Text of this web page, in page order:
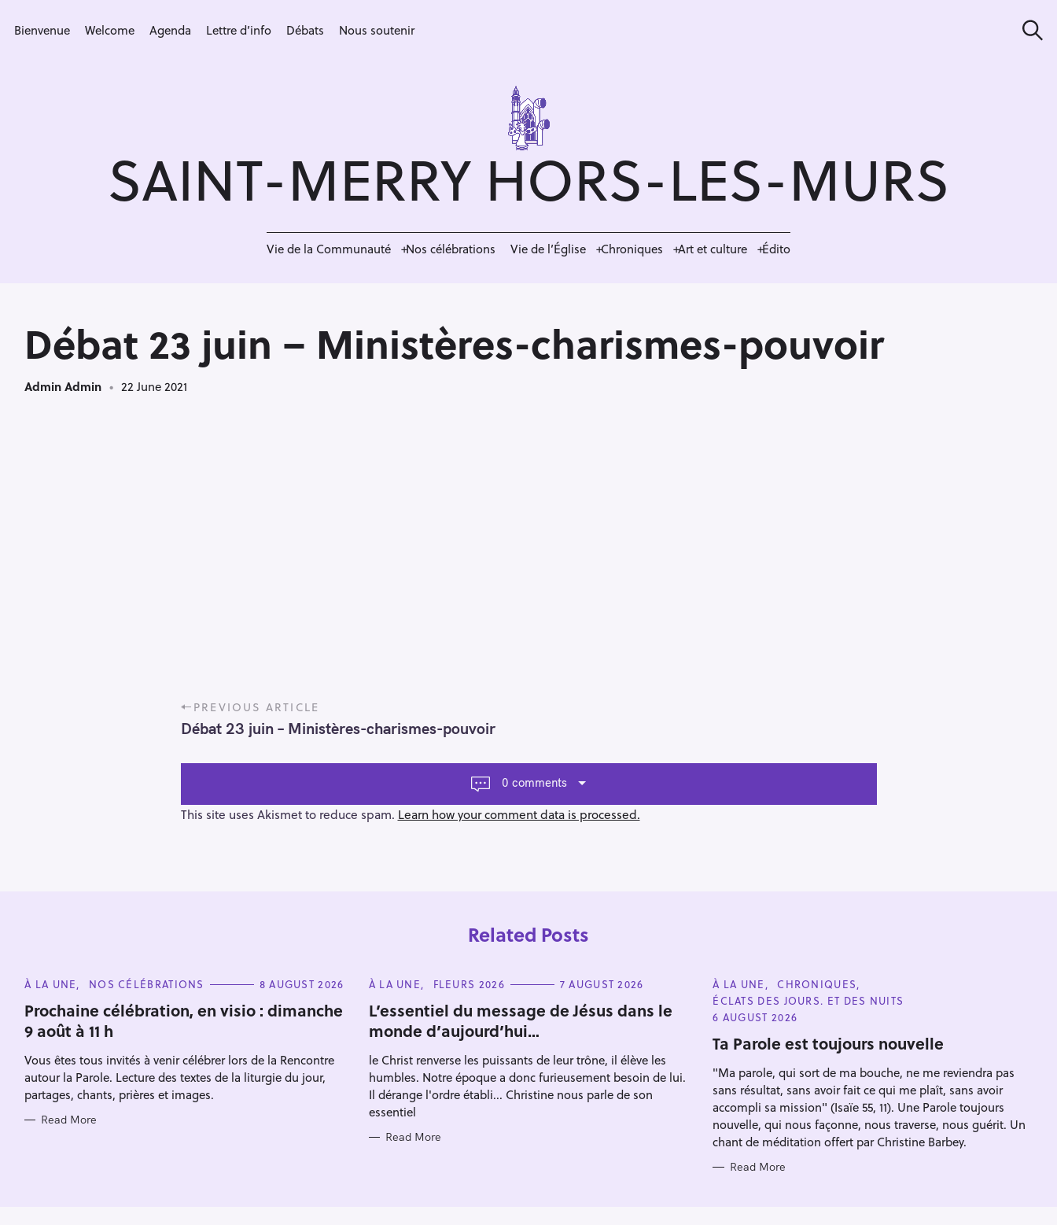
Bienvenue Welcome Agenda Lettre d’info Débats Nous soutenir e
SAINT-MERRY HORS-LES-MURS
Vie de la Communauté Nos célébrations Vie de l’Église Chroniques Art et culture Édito
<
Débat 23 juin – Ministères-charismes-pouvoir
Admin Admin 22 June 2021
P
o
s
t
v
PREVIOUS ARTICLE
Débat 23 juin – Ministères-charismes-pouvoir
0 comments
This site uses Akismet to reduce spam. Learn how your comment data is processed.
Related Posts
C
T
E
G
O
I
S
À LA UNE NOS CÉLÉBRATIONS 8 AUGUST 2026
Prochaine célébration, en visio : dimanche
9 août à 11 h
Vous êtes tous invités à venir célébrer lors de la Rencontre
autour la Parole. Lecture des textes de la liturgie du jour,
partages, chants, prières et images.
Read More
C
T
E
G
O
I
E
S
À LA UNE FLEURS 2026 7 AUGUST 2026
L’essentiel du message de Jésus dans le
monde d’aujourd’hui…
le Christ renverse les puissants de leur trône, il élève les
humbles. Notre époque a donc furieusement besoin de lui.
Il dérange l'ordre établi... Christine nous parle de son
essentiel
Read More
C
A
T
E
O
R
E
S
À LA UNE
CHRONIQUES
ÉCLATS DES JOURS. ET DES NUITS
6 AUGUST 2026
Ta Parole est toujours nouvelle
"Ma parole, qui sort de ma bouche, ne me reviendra pas
sans résultat, sans avoir fait ce qui me plaît, sans avoir
accompli sa mission" (Isaïe 55, 11). Une Parole toujours
nouvelle, qui nous façonne, nous traverse, nous guérit. Un
chant de méditation offert par Christine Barbey.
Read More
a
r
h
f
o